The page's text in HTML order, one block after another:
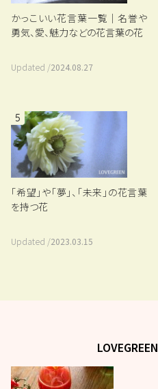
かっこいい花言葉一覧｜名誉や
勇気、愛、魅力などの花言葉の花
Updated /2024.08.27
5
「希望」や「夢」、「未来」の花言葉
を持つ花
Updated /2023.03.15
LOVEGREEN